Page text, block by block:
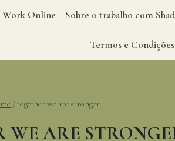
Work Online Sobre o trabalho com
Termos e Condições
/ together we are stronger
WE ARE